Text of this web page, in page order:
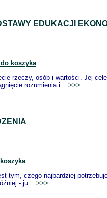
EDUKACJI
koszyka
rzeczy, osób i wartości. Jej
rozumienia i... >>>
tym, czego najbardziej
- ju... >>>